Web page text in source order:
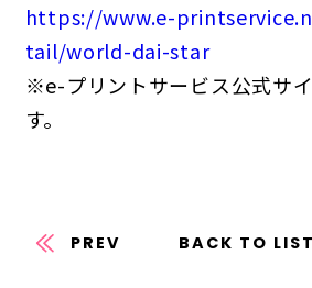
https://www.e-
tail/world-dai-star
※e-プリントサービス公式サ
す。
PREV BACK TO LIST